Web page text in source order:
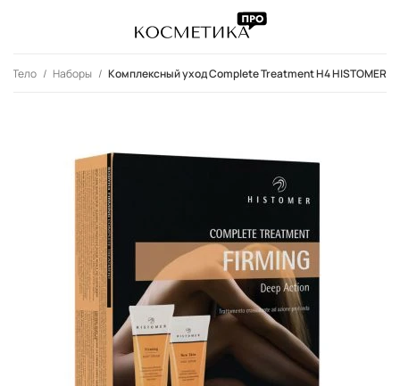
Тело Наборы Комплексный уход Complete Treatment H4 HISTOMER